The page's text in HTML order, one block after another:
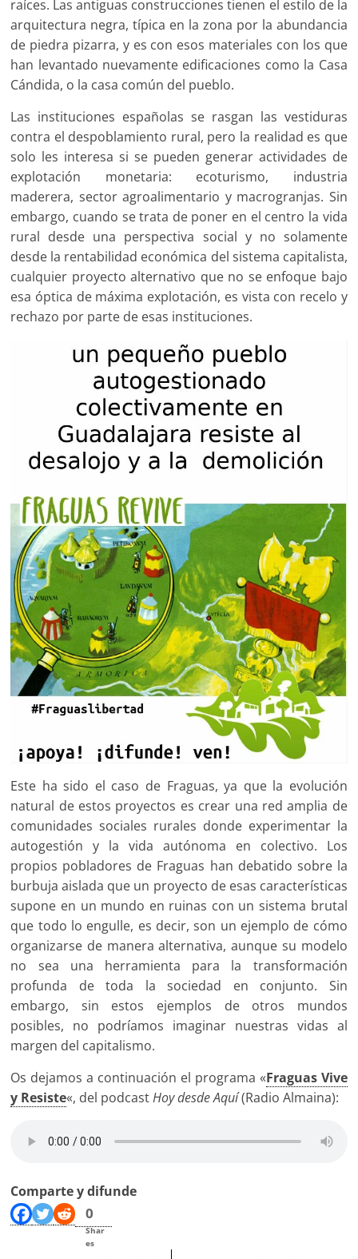
raíces. Las antiguas construcciones tienen el estilo de la
arquitectura negra, típica en la zona por la abundancia
de piedra pizarra, y es con esos materiales con los que
han levantado nuevamente edificaciones como la Casa
Cándida, o la casa común del pueblo.
Las instituciones españolas se rasgan las vestiduras
contra el despoblamiento rural, pero la realidad es que
solo les interesa si se pueden generar actividades de
explotación monetaria: ecoturismo, industria
maderera, sector agroalimentario y macrogranjas. Sin
embargo, cuando se trata de poner en el centro la vida
rural desde una perspectiva social y no solamente
desde la rentabilidad económica del sistema capitalista,
cualquier proyecto alternativo que no se enfoque bajo
esa óptica de máxima explotación, es vista con recelo y
rechazo por parte de esas instituciones.
Este ha sido el caso de Fraguas, ya que la evolución
natural de estos proyectos es crear una red amplia de
comunidades sociales rurales donde experimentar la
autogestión y la vida autónoma en colectivo. Los
propios pobladores de Fraguas han debatido sobre la
burbuja aislada que un proyecto de esas características
supone en un mundo en ruinas con un sistema brutal
que todo lo engulle, es decir, son un ejemplo de cómo
organizarse de manera alternativa, aunque su modelo
no sea una herramienta para la transformación
profunda de toda la sociedad en conjunto. Sin
embargo, sin estos ejemplos de otros mundos
posibles, no podríamos imaginar nuestras vidas al
margen del capitalismo.
Os dejamos a continuación el programa «Fraguas Vive
y Resiste«, del podcastHoy desde Aquí(Radio Almaina):
Comparte y difunde
0
Shar
es